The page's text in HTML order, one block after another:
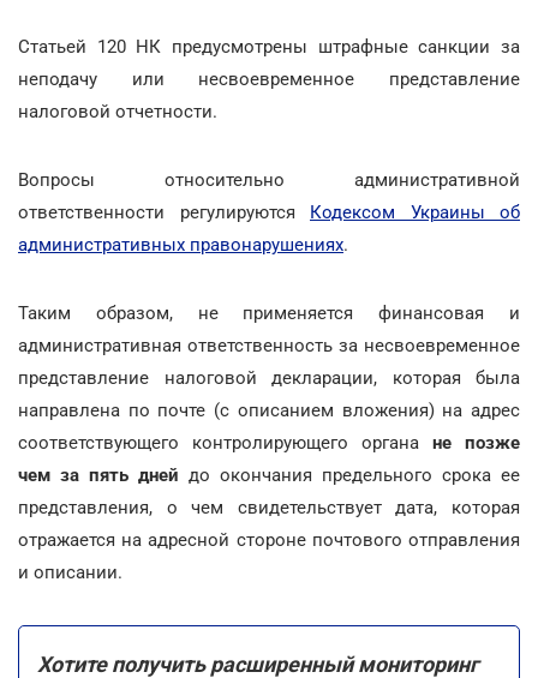
Статьей 120 НК предусмотрены штрафные санкции за
неподачу или несвоевременное представление
налоговой отчетности.
Вопросы относительно административной
ответственности регулируются Кодексом Украины об
административных правонарушениях.
Таким образом, не применяется финансовая и
административная ответственность за несвоевременное
представление налоговой декларации, которая была
направлена по почте (с описанием вложения) на адрес
соответствующего контролирующего органа не позже
чем за пять дней до окончания предельного срока ее
представления, о чем свидетельствует дата, которая
отражается на адресной стороне почтового отправления
и описании.
Хотите получить расширенный мониторинг